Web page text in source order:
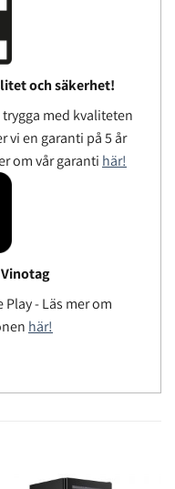
och säkerhet!
med kvaliteten
vi en garanti på 5 år
om vår garanti här!
- Läs mer om
här!